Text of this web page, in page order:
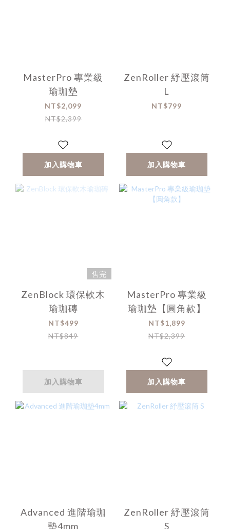
MasterPro 專業級
瑜珈墊
NT$2,099
NT$2,399
加入購物車
ZenRoller 紓壓滾筒
L
NT$799
加入購物車
售完
ZenBlock 環保軟木
瑜珈磚
NT$499
NT$849
加入購物車
MasterPro 專業級
瑜珈墊【圓角款】
NT$1,899
NT$2,399
加入購物車
Advanced 進階瑜珈
墊4mm
ZenRoller 紓壓滾筒
S